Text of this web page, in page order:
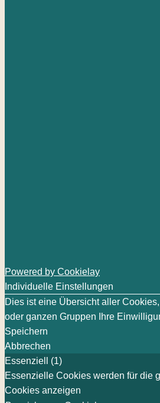
Powered by Cookielay
Individuelle Einstellungen
Dies ist eine Übersicht aller
oder ganzen Gruppen Ihre
Speichern
Abbrechen
Essenziell (1)
Essenzielle Cookies werden für die
Cookies anzeigen